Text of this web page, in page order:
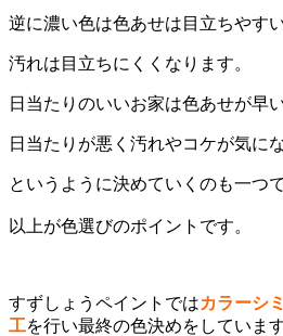
逆に濃い色は色あせは目立ちやす
汚れは目立ちにくくなります。
日当たりのいいお家は色あせが早
日当たりが悪く汚れやコケが気に
というように決めていくのも一つで
以上が色選びのポイントです。
すずしょうペイントではカラーシ
工を行い最終の色決めをしています